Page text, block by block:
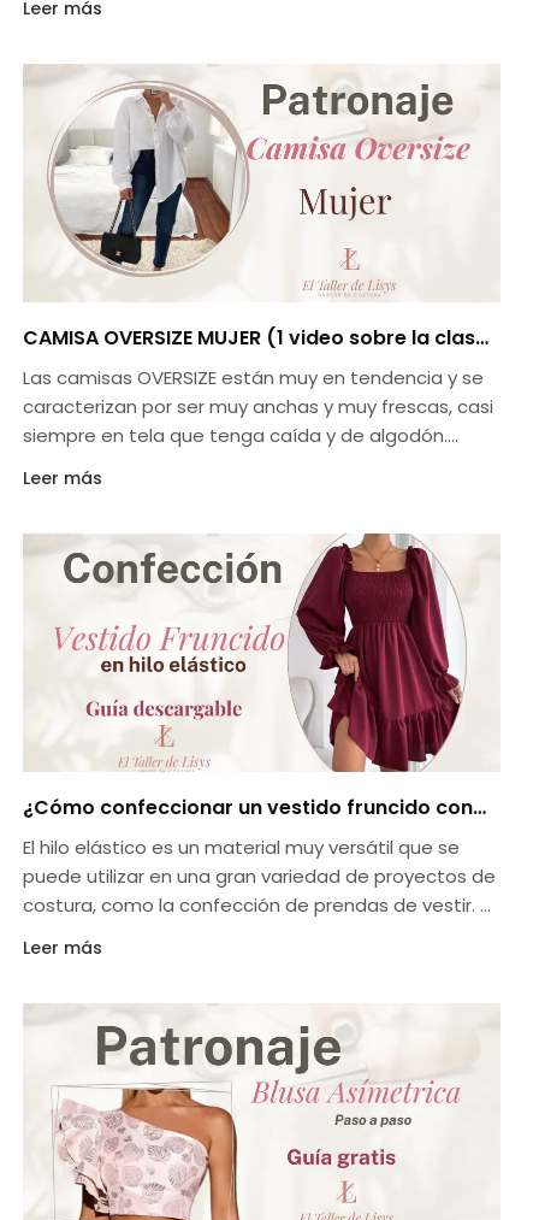
más adelante.
Leer más
CAMISA OVERSIZE MUJER (1 video sobre la clase
Las camisas OVERSIZE están muy en tendencia y se
caracterizan por ser muy anchas y muy frescas, casi
siempre en tela que tenga caída y de algodón.
Hoy aprenderemos el trazo y en la siguiente clase
Leer más
¿Cómo confeccionar un vestido fruncido con
guía de patronaje completa, descargable!!
El hilo elástico es un material muy versátil que se
puede utilizar en una gran variedad de proyectos de
costura, como la confección de prendas de vestir. En
este artículo, vamos a mostrar cómo hacer un
Leer más